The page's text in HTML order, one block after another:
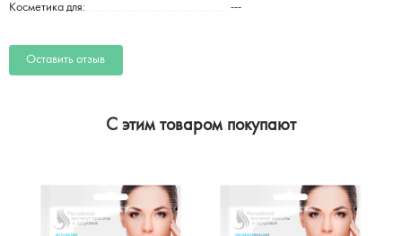
Косметика для: ---
Оставить отзыв
C этим товаром покупают